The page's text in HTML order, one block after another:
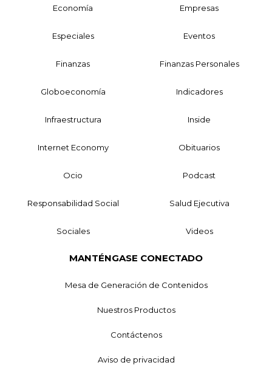
Economía Empresas
Especiales Eventos
Finanzas Finanzas Personales
Globoeconomía Indicadores
Infraestructura Inside
Internet Economy Obituarios
Ocio Podcast
Responsabilidad Social Salud Ejecutiva
Sociales Videos
MANTÉNGASE CONECTADO
Mesa de Generación de Contenidos
Nuestros Productos
Contáctenos
Aviso de privacidad